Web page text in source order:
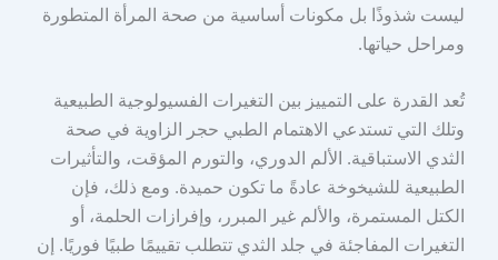
ليست شذوذًا بل مكونات أساسية من صحة المرأة المتطورة
ومراحل حياتها.
تُعد القدرة على التمييز بين التغيرات الفسيولوجية الطبيعية
وتلك التي تستدعي الاهتمام الطبي حجر الزاوية في صحة
الثدي الاستباقية. الألم الدوري، والتورم المؤقت، والتأثيرات
الطبيعية للشيخوخة عادةً ما تكون حميدة. ومع ذلك، فإن
الكتل المستمرة، والألم غير المبرر، وإفرازات الحلمة، أو
التغيرات المفاجئة في جلد الثدي تتطلب تقييمًا طبيًا فوريًا. إن